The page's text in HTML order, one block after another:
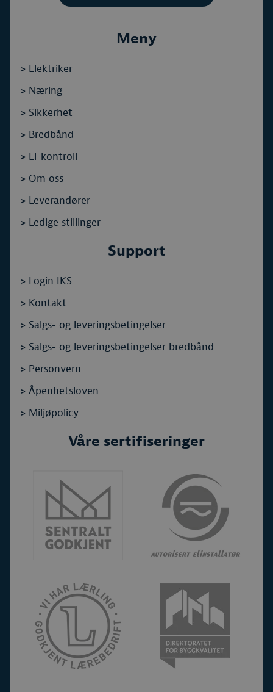
Meny
> Elektriker
> Næring
> Sikkerhet
> Bredbånd
> El-kontroll
> Om oss
> Leverandører
> Ledige stillinger
Support
> Login IKS
> Kontakt
> Salgs- og leveringsbetingelser
> Salgs- og leveringsbetingelser bredbånd
> Personvern
> Åpenhetsloven
> Miljøpolicy
Våre sertifiseringer